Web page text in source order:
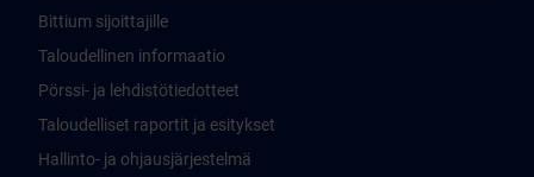
Bittium sijoittajille
Taloudellinen informaatio
Pörssi- ja lehdistötiedotteet
Taloudelliset raportit ja esitykset
Hallinto- ja ohjausjärjestelmä